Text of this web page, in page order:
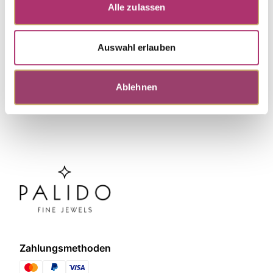
Alle zulassen
Auswahl erlauben
Ablehnen
Discover more pieces.
Zahlungsmethoden